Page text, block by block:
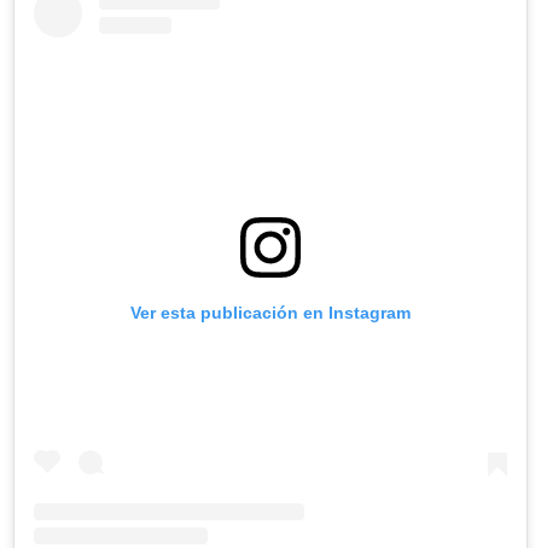
Ver esta publicación en Instagram